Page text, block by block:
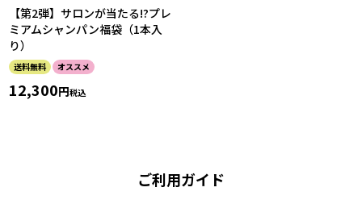
【第2弾】サロンが当たる!?プレ
ミアムシャンパン福袋（1本入
り）
送料無料 オススメ
12,300 税込
ご利用ガイド